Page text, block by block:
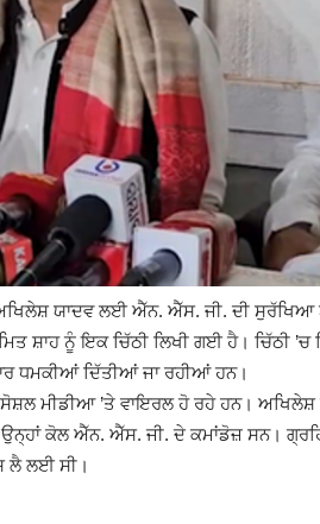
Ajit
ਯਾਦਵ ਲਈ ਐੱਨ. ਐੱਸ. ਜੀ. ਦੀ ਸੁਰੱਖਿਆ
ਸ਼ਾਹ ਨੂੰ ਇਕ ਚਿੱਠੀ ਲਿਖੀ ਗਈ ਹੈ। ਚਿੱਠੀ ’ਚ
ਧਮਕੀਆਂ ਦਿੱਤੀਆਂ ਜਾ ਰਹੀਆਂ ਹਨ।
ਸੋਸ਼ਲ ਮੀਡੀਆ ’ਤੇ ਵਾਇਰਲ ਹੋ ਰਹੇ ਹਨ।
ਕੋਲ ਐੱਨ. ਐੱਸ. ਜੀ. ਦੇ ਕਮਾਂਡੋਜ਼ ਸਨ।
ਲੈ ਲਈ ਸੀ।